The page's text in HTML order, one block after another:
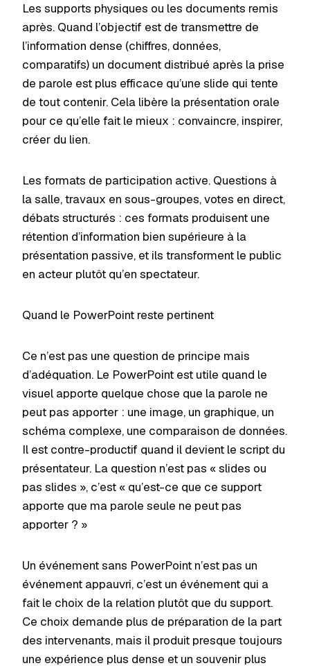
Les supports physiques ou les documents remis
après. Quand l’objectif est de transmettre de
l’information dense (chiffres, données,
comparatifs) un document distribué après la prise
de parole est plus efficace qu’une slide qui tente
de tout contenir. Cela libère la présentation orale
pour ce qu’elle fait le mieux : convaincre, inspirer,
créer du lien.
Les formats de participation active. Questions à
la salle, travaux en sous-groupes, votes en direct,
débats structurés : ces formats produisent une
rétention d’information bien supérieure à la
présentation passive, et ils transforment le public
en acteur plutôt qu’en spectateur.
Quand le PowerPoint reste pertinent
Ce n’est pas une question de principe mais
d’adéquation. Le PowerPoint est utile quand le
visuel apporte quelque chose que la parole ne
peut pas apporter : une image, un graphique, un
schéma complexe, une comparaison de données.
Il est contre-productif quand il devient le script du
présentateur. La question n’est pas « slides ou
pas slides », c’est « qu’est-ce que ce support
apporte que ma parole seule ne peut pas
apporter ? »
Un événement sans PowerPoint n’est pas un
événement appauvri, c’est un événement qui a
fait le choix de la relation plutôt que du support.
Ce choix demande plus de préparation de la part
des intervenants, mais il produit presque toujours
une expérience plus dense et un souvenir plus